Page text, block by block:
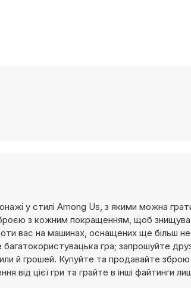
у стилі Among Us, з якими можна
з кожним покращенням, щоб
вас на машинах, оснащених ще більш
гра; запрошуйте
й грошей. Купуйте та продавайте
від цієї гри та грайте в інші файтинги